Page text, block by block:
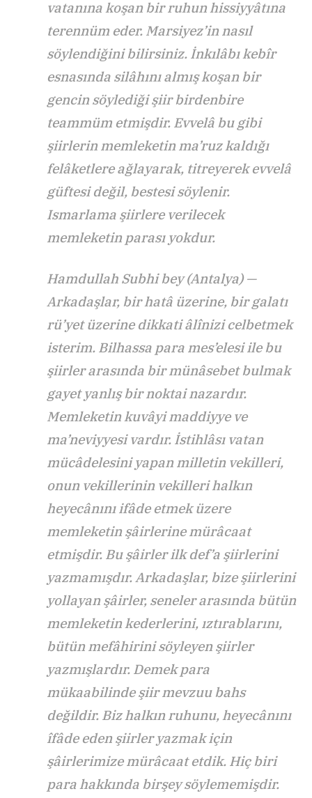
vatanına koşan bir ruhun hissiyyâtına
terennüm eder. Marsiyez’in nasıl
söylendiğini bilirsiniz. İnkılâbı kebîr
esnasında silâhını almış koşan bir
gencin söylediği şiir birdenbire
teammüm etmişdir. Evvelâ bu gibi
şiirlerin memleketin ma’ruz kaldığı
felâketlere ağlayarak, titreyerek evvelâ
güftesi değil, bestesi söylenir.
Ismarlama şiirlere verilecek
memleketin parası yokdur.
Hamdullah Subhi bey (Antalya) —
Arkadaşlar, bir hatâ üzerine, bir galatı
rü’yet üzerine dikkati âlînizi celbetmek
isterim. Bilhassa para mes’elesi ile bu
şiirler arasında bir münâsebet bulmak
gayet yanlış bir noktai nazardır.
Memleketin kuvâyi maddiyye ve
ma’neviyyesi vardır. İstihlâsı vatan
mücâdelesini yapan milletin vekilleri,
onun vekillerinin vekilleri halkın
heyecânını ifâde etmek üzere
memleketin şâirlerine mürâcaat
etmişdir. Bu şâirler ilk def’a şiirlerini
yazmamışdır. Arkadaşlar, bize şiirlerini
yollayan şâirler, seneler arasında bütün
memleketin kederlerini, ıztırablarını,
bütün mefâhirini söyleyen şiirler
yazmışlardır. Demek para
mükaabilinde şiir mevzuu bahs
değildir. Biz halkın ruhunu, heyecânını
îfâde eden şiirler yazmak için
şâirlerimize mürâcaat etdik. Hiç biri
para hakkında birşey söylememişdir.